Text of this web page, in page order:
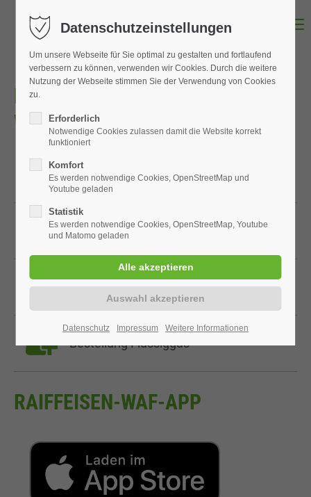
BESTELLEN SIE EINFACH PER
WHATS APP
Bestellung Futtermittel
Bestellung PSM
Bestellung Heizöl und Diesel
Bestellung Flüssiggas
RAIFFEISEN-WAF-APP
Datenschutzeinstellungen
Um unsere Webseite für Sie optimal zu gestalten und fortlaufend
verbessern zu können, verwenden wir Cookies. Durch die weitere
Nutzung der Webseite stimmen Sie der Verwendung von Cookies
zu.
Erforderlich
Notwendige Cookies zulassen damit die Website korrekt
funktioniert
Komfort
Es werden notwendige Cookies, OpenStreetMap und
Youtube geladen
Statistik
Es werden notwendige Cookies, OpenStreetMap, Youtube
und Matomo geladen
Datenschutz Impressum Weitere Informationen